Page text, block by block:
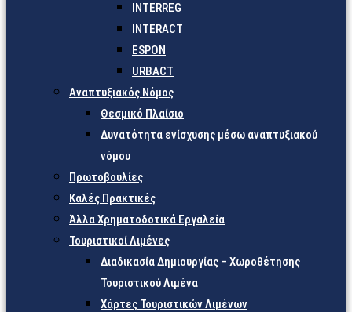
INTERREG
INTERACT
ESPON
URBACT
Αναπτυξιακός Νόμος
Θεσμικό Πλαίσιο
Δυνατότητα ενίσχυσης μέσω αναπτυξιακού
νόμου
Πρωτοβουλίες
Καλές Πρακτικές
Άλλα Χρηματοδοτικά Εργαλεία
Τουριστικοί Λιμένες
Διαδικασία Δημιουργίας – Χωροθέτησης
Τουριστικού Λιμένα
Χάρτες Τουριστικών Λιμένων